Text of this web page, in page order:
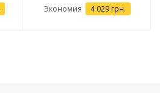
Экономия 4 029 грн.